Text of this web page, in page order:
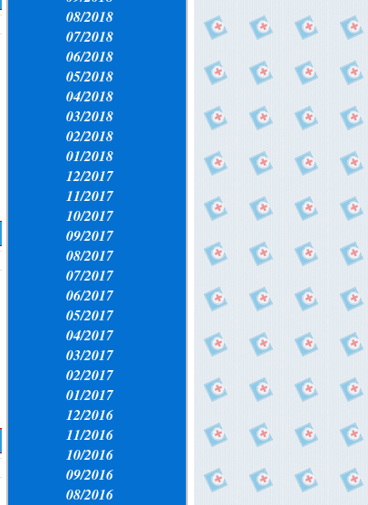
08/2018
07/2018
06/2018
05/2018
04/2018
03/2018
02/2018
01/2018
12/2017
11/2017
10/2017
09/2017
08/2017
07/2017
06/2017
05/2017
04/2017
03/2017
02/2017
01/2017
12/2016
11/2016
10/2016
09/2016
08/2016